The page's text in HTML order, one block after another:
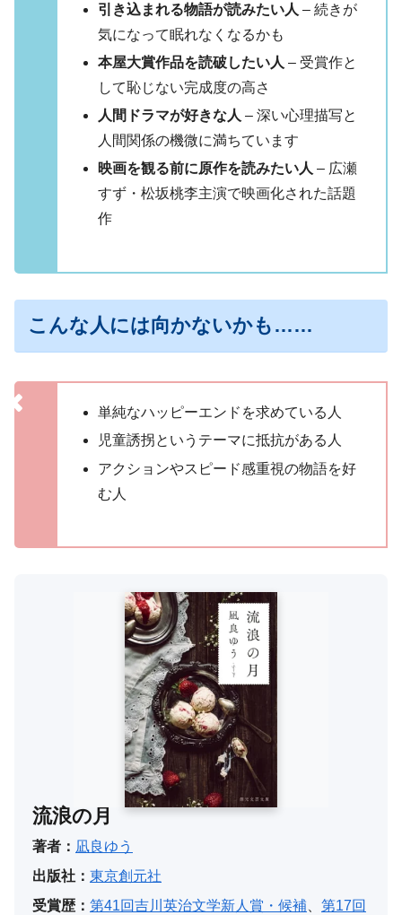
引き込まれる物語が読みたい人 – 続きが
気になって眠れなくなるかも
本屋大賞作品を読破したい人 – 受賞作と
して恥じない完成度の高さ
人間ドラマが好きな人 – 深い心理描写と
人間関係の機微に満ちています
映画を観る前に原作を読みたい人 – 広瀬
すず・松坂桃李主演で映画化された話題
作
こんな人には向かないかも……
単純なハッピーエンドを求めている人
児童誘拐というテーマに抵抗がある人
アクションやスピード感重視の物語を好
む人
流浪の月
著者： 凪良ゆう
出版社： 東京創元社
受賞歴： 第41回吉川英治文学新人賞・候補
第17回